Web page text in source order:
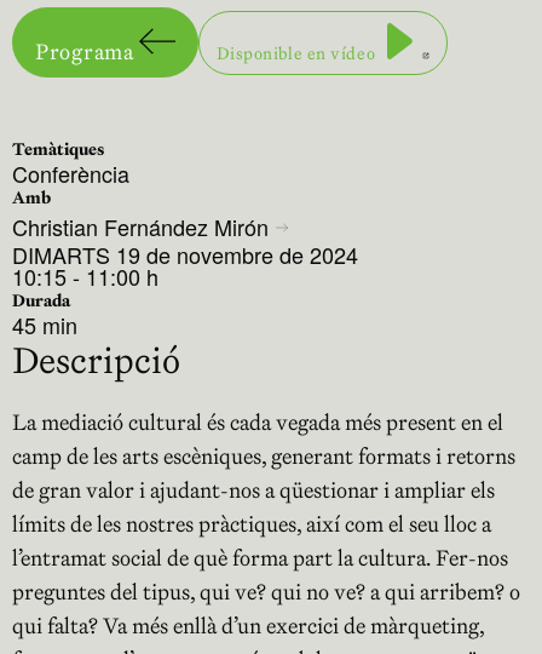
Programa Disponible en vídeo
Abre en
Temàtiques
Conferència
Amb
Christian Fernández Mirón
DIMARTS 19 de novembre de 2024
10:15 - 11:00 h
Durada
45 min
Descripció
La mediació cultural és cada vegada més present en el
camp de les arts escèniques, generant formats i retorns
de gran valor i ajudant-nos a qüestionar i ampliar els
límits de les nostres pràctiques, així com el seu lloc a
l’entramat social de què forma part la cultura. Fer-nos
preguntes del tipus, qui ve? qui no ve? a qui arribem? o
qui falta? Va més enllà d’un exercici de màrqueting,